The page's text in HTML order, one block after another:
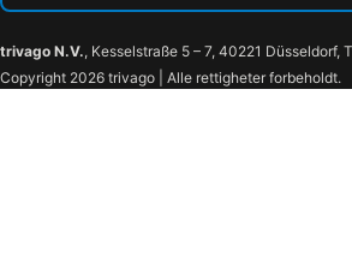
trivago N.V., Kesselstraße 5 – 7, 40221 Düsseldorf,
Copyright 2026 trivago | Alle rettigheter forbeholdt.